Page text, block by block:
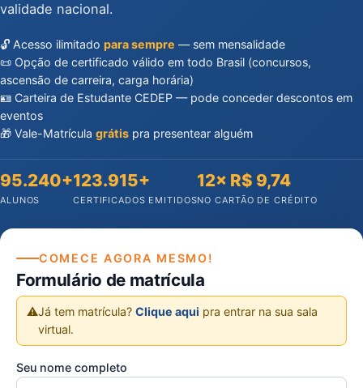
validade nacional.
🔓 Acesso ilimitado para sempre — sem mensalidade
📜 Opção de certificado válido em todo Brasil (concursos,
ascensão de carreira, carga horária)
🪪 Carteira de Estudante CEDEP — pode conceder descontos em
eventos
🎁 Vale-Matrícula grátis pra presentear alguém
95.240+
ALUNOS
123.915+
CERTIFICADOS EMITIDOS
12× R$ 9,74
NO CARTÃO DE CRÉDITO
COMECE AGORA MESMO!
Formulário de matrícula
⚠️Já tem matrícula? Clique aqui pra entrar na sua sala
virtual.
Seu nome completo